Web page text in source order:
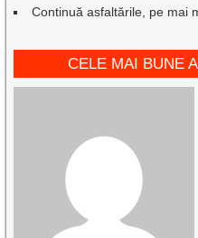
Continuă asfaltările, pe mai
CELE MAI BUNE